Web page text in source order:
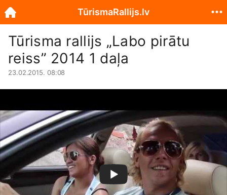
Tūrisma rallijs „Labo pirātu
reiss” 2014 1 daļa
23.02.2015. 08:08
TūrismaRallijs.lv